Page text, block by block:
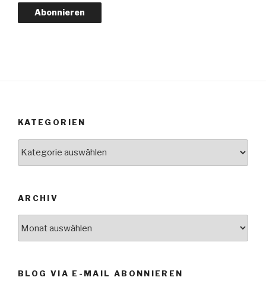
Abonnieren
KATEGORIEN
ARCHIV
BLOG VIA E-MAIL ABONNIEREN